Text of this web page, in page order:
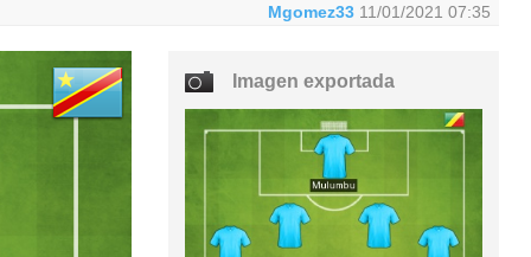
Mgomez33 11/01/2021 07:35
Imagen exportada